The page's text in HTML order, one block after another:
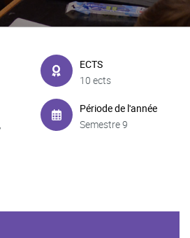
ECTS
10 ects
Période de l'année
Semestre 9